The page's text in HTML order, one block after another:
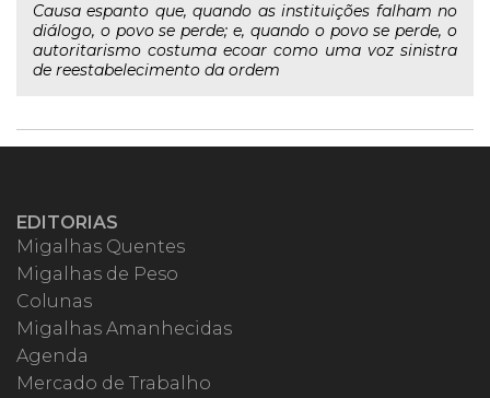
Causa espanto que, quando as instituições falham no
diálogo, o povo se perde; e, quando o povo se perde, o
autoritarismo costuma ecoar como uma voz sinistra
de reestabelecimento da ordem
EDITORIAS
Migalhas Quentes
Migalhas de Peso
Colunas
Migalhas Amanhecidas
Agenda
Mercado de Trabalho